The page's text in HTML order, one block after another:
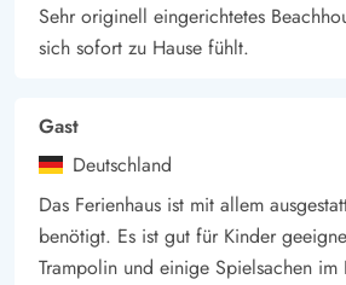
sammeln, auf der Suche nach kleinen
schönen Natur gibt es so viel zu
und Heidelandschaft. Vergesst also
einzupacken.
Sehr originell eingerichtetes
sich sofort zu Hause fühlt.
Gast
Deutschland
Das Ferienhaus ist mit allem
benötigt. Es ist gut für Kinder
Trampolin und einige Spielsachen im